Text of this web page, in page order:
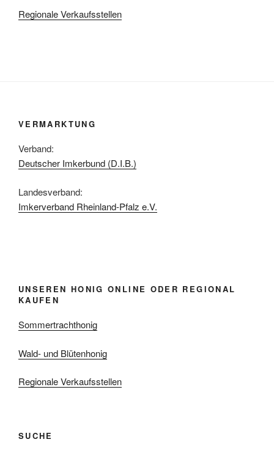
Regionale Verkaufsstellen
VERMARKTUNG
Verband:
Deutscher Imkerbund (D.I.B.)
Landesverband:
Imkerverband Rheinland-Pfalz e.V.
UNSEREN HONIG ONLINE ODER REGIONAL
KAUFEN
Sommertrachthonig
Wald- und Blütenhonig
Regionale Verkaufsstellen
SUCHE